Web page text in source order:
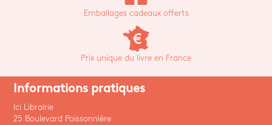
Emballages cadeaux offerts
Prix unique du livre en France
Informations pratiques
Ici Librairie
25 Boulevard Poissonnière